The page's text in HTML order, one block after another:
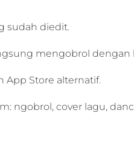
sudah diedit.
mengobrol dengan
App Store alternatif.
ngobrol, cover lagu,